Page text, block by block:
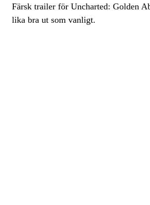
Färsk trailer för Uncharted: Golden
lika bra ut som vanligt.